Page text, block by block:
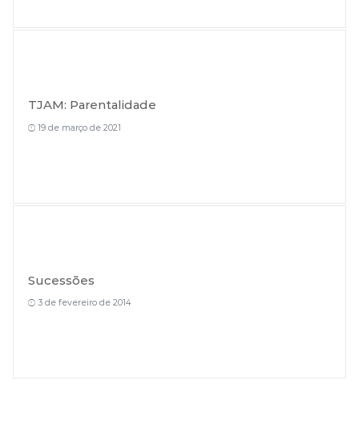
TJAM: Parentalidade
19 de março de 2021
Sucessões
3 de fevereiro de 2014